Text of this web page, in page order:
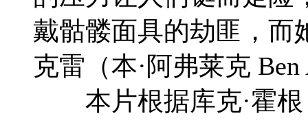
戴骷髅面具的劫匪，而
克雷（本·阿弗莱克
本片根据库克·霍根